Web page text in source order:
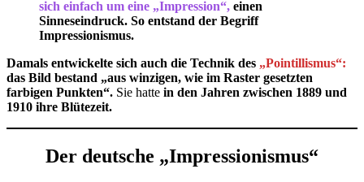
sich einfach um eine „Impression“, einen
Sinneseindruck. So entstand der Begriff
Impressionismus.
Damals entwickelte sich auch die Technik des „Pointillismus“:
das Bild bestand „aus winzigen, wie im Raster gesetzten
farbigen Punkten“. Sie hatte in den Jahren zwischen 1889 und
1910 ihre Blütezeit.
Der deutsche „Impressionismus“